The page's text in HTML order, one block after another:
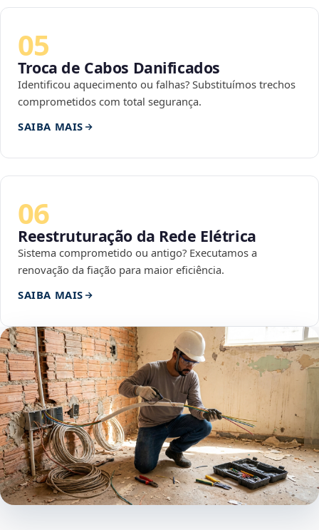
05
Troca de Cabos Danificados
Identificou aquecimento ou falhas? Substituímos trechos
comprometidos com total segurança.
SAIBA MAIS
06
Reestruturação da Rede Elétrica
Sistema comprometido ou antigo? Executamos a
renovação da fiação para maior eficiência.
SAIBA MAIS